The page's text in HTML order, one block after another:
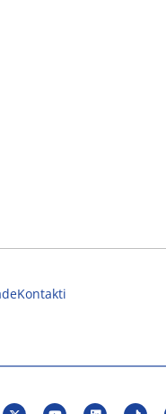
Kontakti